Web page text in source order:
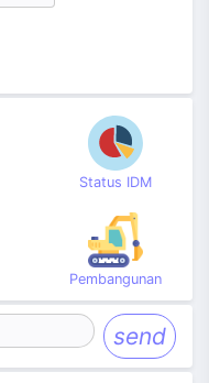
Status IDM
Pembangunan
send